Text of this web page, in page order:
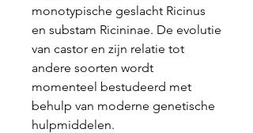
monotypische geslacht Ricinus
en substam Ricininae. De evolutie
van castor en zijn relatie tot
andere soorten wordt
momenteel bestudeerd met
behulp van moderne genetische
hulpmiddelen.